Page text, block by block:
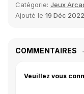
Catégorie: Jeux
Ajouté le 19 Déc 2022
COMMENTAIRES
Veuillez vous